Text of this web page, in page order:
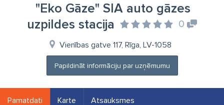
"Eko Gāze" SIA auto gāzes
uzpildes stacija
0
Vienības gatve 117, Rīga, LV-1058
Papildināt informāciju par uzņēmumu
Pamatdati Karte Atsauksmes